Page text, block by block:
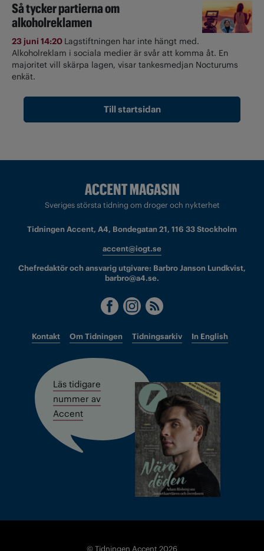
Så tycker partierna om
alkoholreklamen
23 juni 14:20 Lagstiftningen har inte hängt med.
Alkoholreklam i sociala medier är svår att komma åt. En
majoritet vill skärpa lagen, visar tankesmedjan Nocturums
enkät.
Till startsidan
Sveriges största tidning om droger och nykterhet
Tidningen Accent, A4, Bondegatan 21, 116 33 Stockholm
accent@iogt.se
Chefredaktör och ansvarig utgivare: Barbro Janson Lundkvist,
barbro@a4.se.
Kontakt Om Tidningen Tidningsarkiv In English
Läs tidigare
nummer av
Accent
© Tidningen Accent 2026